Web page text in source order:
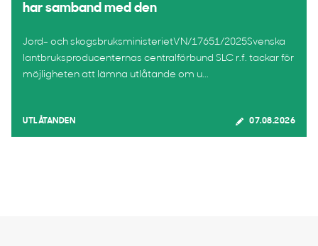
har samband med den
Jord- och skogsbruksministerietVN/17651/2025Svenska
lantbruksproducenternas centralförbund SLC r.f. tackar för
möjligheten att lämna utlåtande om u...
UTLÅTANDEN 07.08.2026